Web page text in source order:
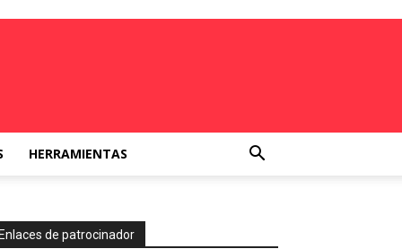
HERRAMIENTAS
de patrocinador